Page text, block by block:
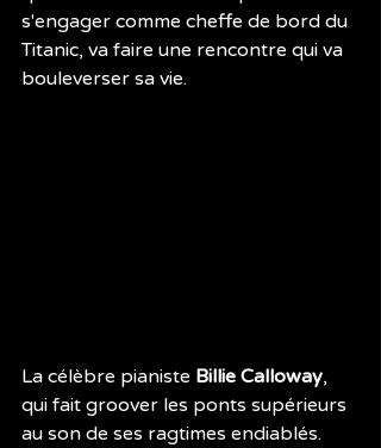
s'engager comme cheffe de bord du
Titanic, va faire une rencontre qui va
bouleverser sa vie.
La célèbre pianiste Billie Calloway,
qui fait groover les ponts supérieurs
au son de ses ragtimes endiablés.